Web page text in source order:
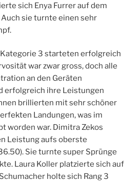
sich Enya Furrer auf dem
sie turnte einen sehr
3 starteten erfolgreich
war zwar gross, doch alle
an den Geräten
erfolgreich ihre Leistungen
brillierten mit sehr schöner
Landungen, was im
worden war. Dimitra Zekos
Leistung aufs oberste
Sie turnte super Sprünge
Laura Koller platzierte sich auf
holte sich Rang 3